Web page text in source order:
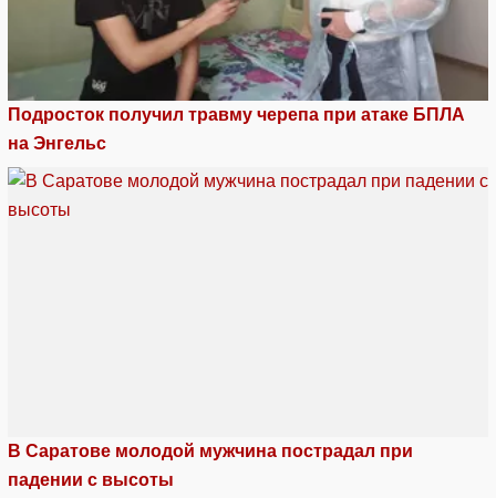
Подросток получил травму черепа при атаке БПЛА
на Энгельс
В Саратове молодой мужчина пострадал при
падении с высоты